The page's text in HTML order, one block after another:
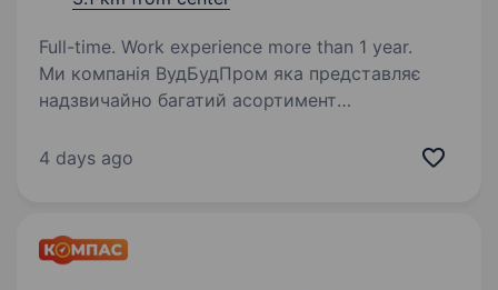
Full-time. Work experience more than 1 year.
Ми компанія ВудБудПром яка представляє
надзвичайно багатий асортимент
лаки, масла, віск і багато іншого). У нас амбітні
4 days ago